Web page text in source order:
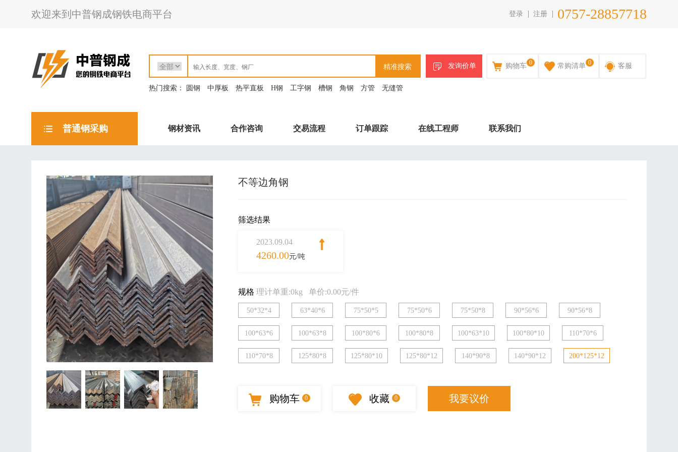
欢迎来到中普钢成钢铁电商平台 登录 注册 0757-28857718
精准搜索 发询价单 购物车 0 常购清单 0 客服
热门搜索： 圆钢 中厚板 热平直板 H钢 工字钢 槽钢 角钢 方管 无缝管
普通钢采购 钢材资讯 合作咨询 交易流程 订单跟踪 在线工程师 联系我们
不等边角钢
筛选结果
2023.09.04
4260.00元/吨
规格 理计单重:0kg 单价:0.00元/件
50*32*4 63*40*6 75*50*5 75*50*6 75*50*8 90*56*6 90*56*8
100*63*6 100*63*8 100*80*6 100*80*8 100*63*10 100*80*10 110*70*6
110*70*8 125*80*8 125*80*10 125*80*12 140*90*8 140*90*12 200*125*12
购物车 0 收藏 0 我要议价